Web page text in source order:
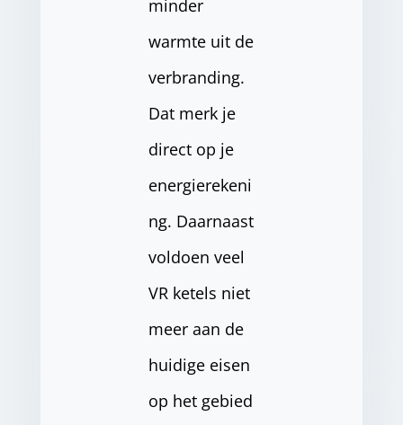
minder
warmte uit de
verbranding.
Dat merk je
direct op je
energierekeni
ng. Daarnaast
voldoen veel
VR ketels niet
meer aan de
huidige eisen
op het gebied